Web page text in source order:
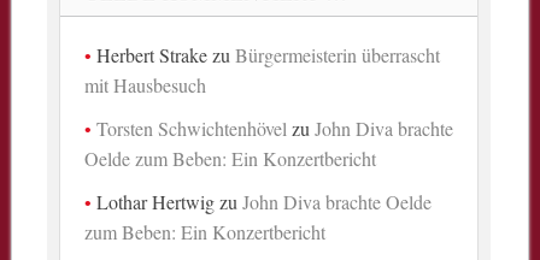
Herbert StrakezuBürgermeisterin überrascht
mit Hausbesuch
Torsten Schwichtenhövel zuJohn Diva brachte
Oelde zum Beben: Ein Konzertbericht
Lothar HertwigzuJohn Diva brachte Oelde
zum Beben: Ein Konzertbericht